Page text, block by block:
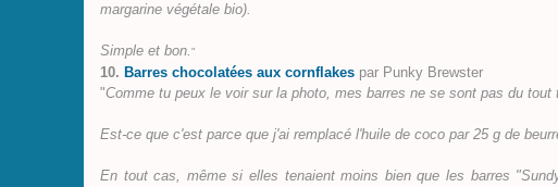
margarine végétale bio).
Simple et bon."
10. Barres chocolatées aux cornflakes par Punky Brewster
"Comme tu peux le voir sur la photo, mes barres ne se sont pas du
Est-ce que c'est parce que j'ai remplacé l'huile de coco par 25 g de
En tout cas, même si elles tenaient moins bien que les barres